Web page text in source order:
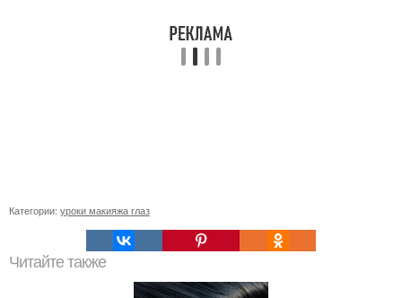
Категории: уроки макияжа глаз
Читайте также